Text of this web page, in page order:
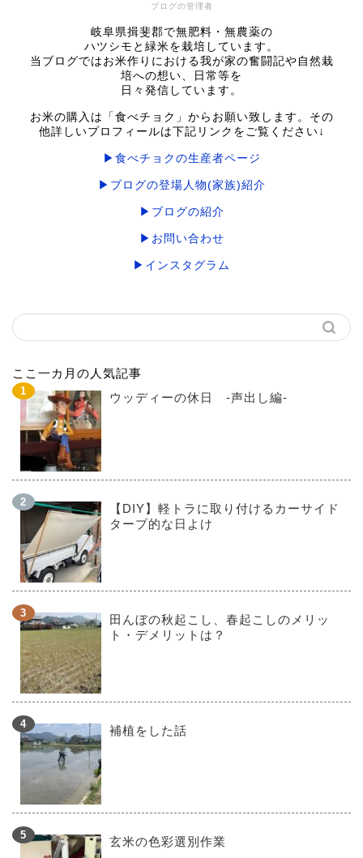
ブログの管理者
岐阜県揖斐郡で無肥料・無農薬の
ハツシモと緑米を栽培しています。
当ブログではお米作りにおける我が家の奮闘記や自然栽
培への想い、日常等を
日々発信しています。
お米の購入は「食べチョク」からお願い致します。その
他詳しいプロフィールは下記リンクをご覧ください↓
▶食べチョクの生産者ページ
▶ブログの登場人物(家族)紹介
▶ブログの紹介
▶お問い合わせ
▶インスタグラム
ここ一カ月の人気記事
ウッディーの休日 -声出し編-
【DIY】軽トラに取り付けるカーサイド
タープ的な日よけ
田んぼの秋起こし、春起こしのメリッ
ト・デメリットは？
補植をした話
玄米の色彩選別作業